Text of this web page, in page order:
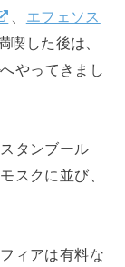
エフェソス
喫した後は、
へやってきまし
タンブール
スクに並び、
ィアは有料な